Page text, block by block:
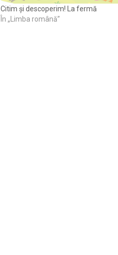
Citim și descoperim! La fermă
În „Limba română”